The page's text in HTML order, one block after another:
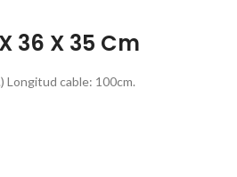
36 X 35 Cm
Longitud cable: 100cm.